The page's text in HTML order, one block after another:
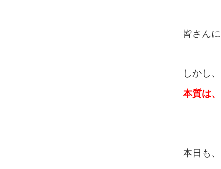
皆さん
しかし
本質は
本日も